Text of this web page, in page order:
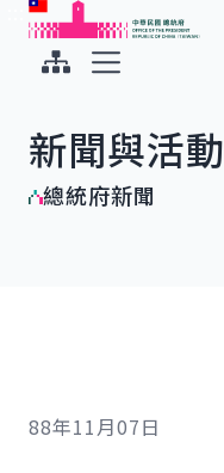
跳到主要內容
中華民國總統府
新聞與活動
總統府新聞
88年11月07日